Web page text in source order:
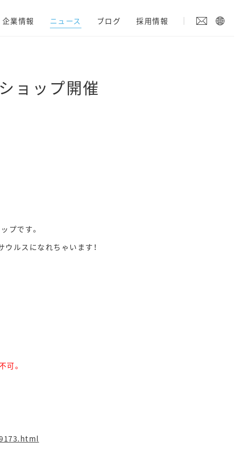
企業情報 ニュース ブログ 採用情報
ョップ開催
プです。
ルスになれちゃいます！
可。